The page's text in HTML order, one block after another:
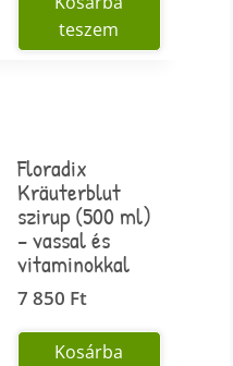
teszem
Floradix
Kräuterblut
szirup (500 ml)
– vassal és
vitaminokkal
7 850 Ft
Kosárba